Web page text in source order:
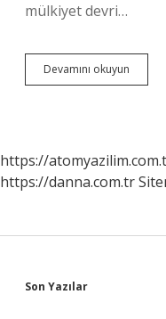
mülkiyet devri…
Devamını okuyun
Alınan
https://
https://danna.com.tr
Sidebar
Son Yazılar